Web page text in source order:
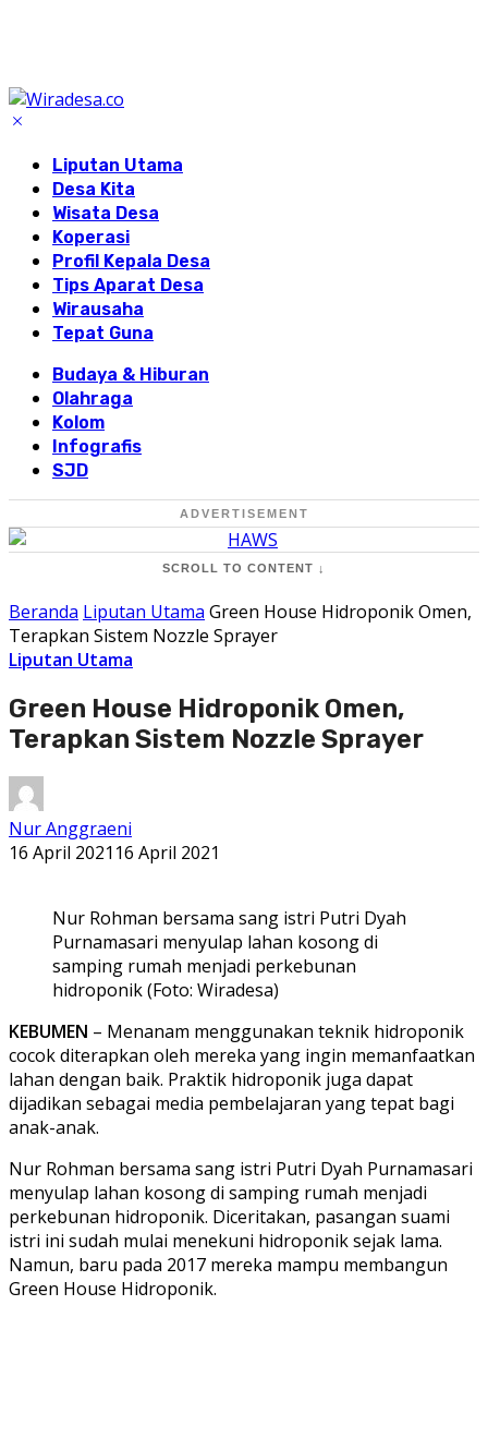
Liputan Utama
Desa Kita
Wisata Desa
Koperasi
Profil Kepala Desa
Tips Aparat Desa
Wirausaha
Tepat Guna
Budaya & Hiburan
Olahraga
Kolom
Infografis
SJD
ADVERTISEMENT
SCROLL TO CONTENT ↓
Beranda Liputan Utama Green House Hidroponik Omen,
Terapkan Sistem Nozzle Sprayer
Liputan Utama
Green House Hidroponik Omen,
Terapkan Sistem Nozzle Sprayer
Nur Anggraeni
16 April 2021 16 April 2021
Nur Rohman bersama sang istri Putri Dyah
Purnamasari menyulap lahan kosong di
samping rumah menjadi perkebunan
hidroponik (Foto: Wiradesa)
KEBUMEN – Menanam menggunakan teknik hidroponik
cocok diterapkan oleh mereka yang ingin memanfaatkan
lahan dengan baik. Praktik hidroponik juga dapat
dijadikan sebagai media pembelajaran yang tepat bagi
anak-anak.
Nur Rohman bersama sang istri Putri Dyah Purnamasari
menyulap lahan kosong di samping rumah menjadi
perkebunan hidroponik. Diceritakan, pasangan suami
istri ini sudah mulai menekuni hidroponik sejak lama.
Namun, baru pada 2017 mereka mampu membangun
Green House Hidroponik.